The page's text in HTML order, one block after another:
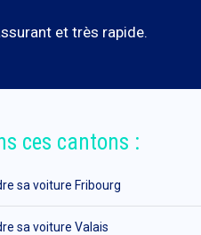
et très rapide.
ces cantons :
sa voiture Fribourg
sa voiture Valais